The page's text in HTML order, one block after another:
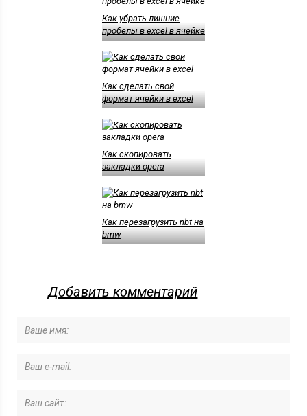
Как убрать лишние
пробелы в excel в ячейке
Как сделать свой
формат ячейки в excel
Как скопировать
закладки opera
Как перезагрузить nbt на
bmw
Добавить комментарий